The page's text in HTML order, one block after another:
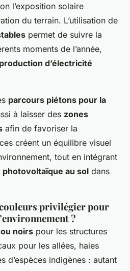
l’exposition solaire
du terrain. L’utilisation de
permet de suivre la
moments de l’année,
production d’électricité
parcours piétons pour la
à laisser des zones
afin de favoriser la
créent un équilibre visuel
tout en intégrant
au sol dans
privilégier pour
?
noirs pour les structures
pour les allées, haies
d’espèces indigènes : autant